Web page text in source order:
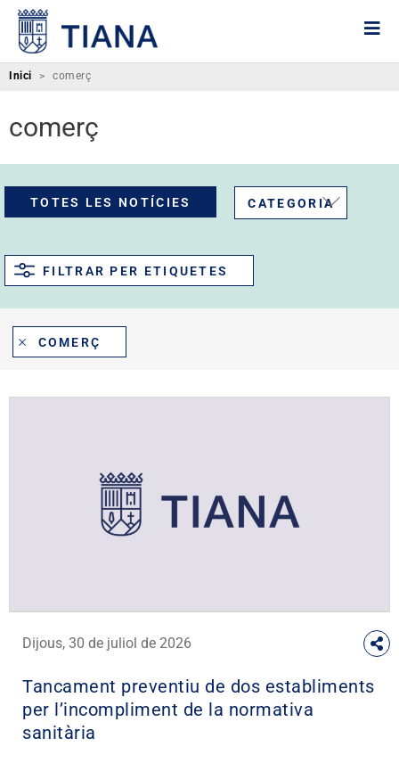
Inici > comerç
comerç
TOTES LES NOTÍCIES CATEGORIA
FILTRAR PER ETIQUETES
COMERÇ
Dijous, 30 de juliol de 2026
Tancament preventiu de dos establiments
per l’incompliment de la normativa
sanitària